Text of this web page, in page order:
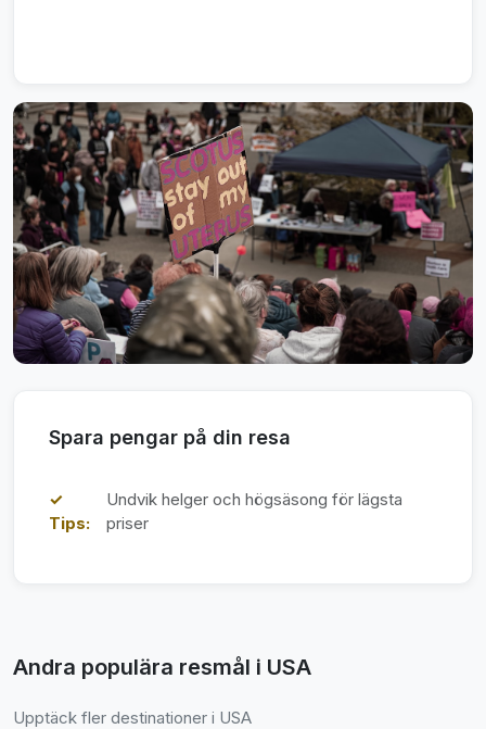
Spara pengar på din resa
✓
Tips:
Undvik helger och högsäsong för lägsta
priser
Andra populära resmål i USA
Upptäck fler destinationer i USA